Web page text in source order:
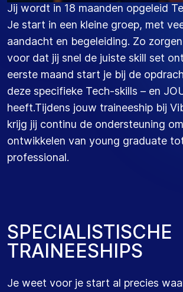
Jij wordt in 18 maanden opgeleid
Je start in een kleine groep, met
aandacht en begeleiding. Zo
voor dat jij snel de juiste skill set
eerste maand start je bij de
deze specifieke Tech-skills – en
heeft.Tijdens jouw traineeship bij
krijg jij continu de ondersteuning
ontwikkelen van young graduate
professional.
SPECIALISTISCHE
TRAINEESHIPS
Je weet voor je start al precies